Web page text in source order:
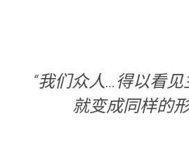
“我们众人…得以看见
就变成同样的